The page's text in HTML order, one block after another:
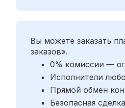
Вы можете заказать
заказов».
0% комиссии —
Исполнители
Прямой обмен
Безопасная